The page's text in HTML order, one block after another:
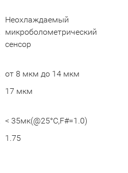
Неохлаждаемый
микроболометрический
сенсор
от 8 мкм до 14 мкм
17 мкм
< 35мк(@25°C,F#=1.0)
1.75